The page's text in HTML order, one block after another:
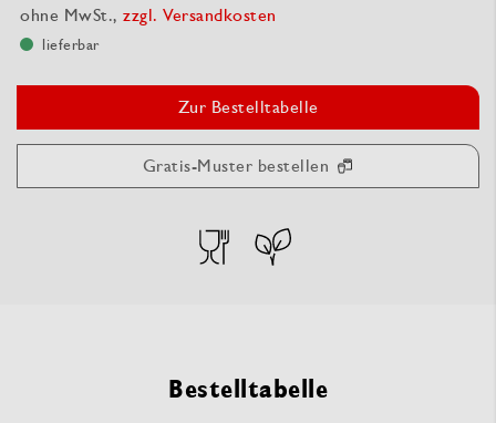
ohne MwSt., zzgl. Versandkosten
lieferbar
Zur Bestelltabelle
Gratis-Muster bestellen
Bestelltabelle